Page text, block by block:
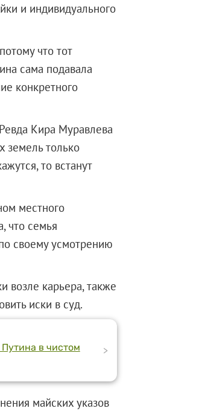
и индивидуального
что тот
сама подавала
конкретного
Кира Муравлева
земель только
то встанут
местного
что семья
своему усмотрению
возле карьера, также
иски в суд.
в чистом
>
майских указов